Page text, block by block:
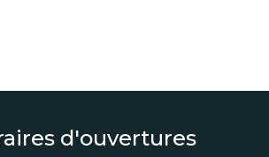
d'ouvertures